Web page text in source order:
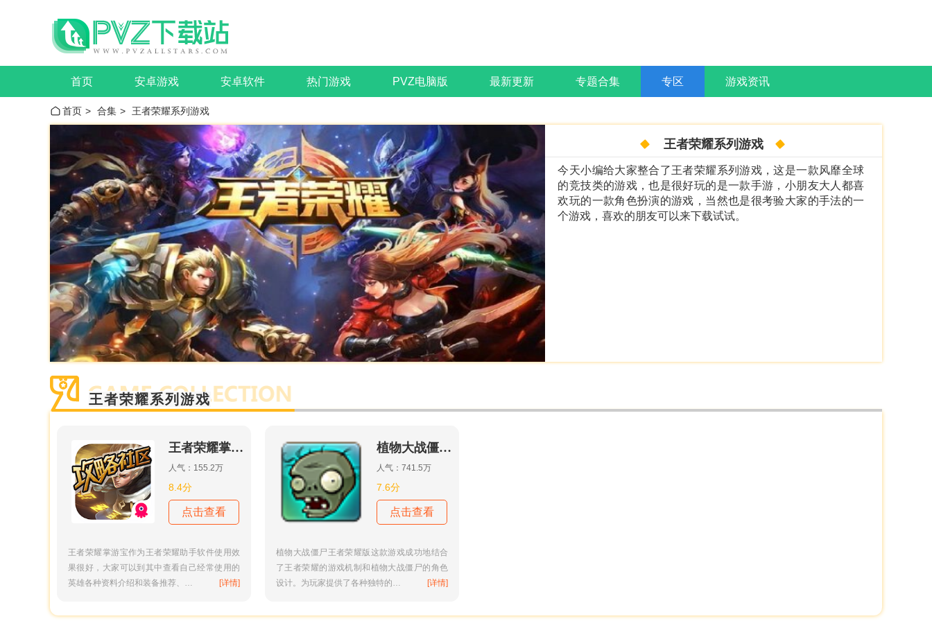
首页 安卓游戏 安卓软件 热门游戏 PVZ电脑版 最新更新 专题合集 专区 游戏资讯
首页 > 合集 > 王者荣耀系列游戏
王者荣耀系列游戏
今天小编给大家整合了王者荣耀系列游戏，这是一款风靡全球
的竞技类的游戏，也是很好玩的是一款手游，小朋友大人都喜
欢玩的一款角色扮演的游戏，当然也是很考验大家的手法的一
个游戏，喜欢的朋友可以来下载试试。
王者荣耀系列游戏
王者荣耀掌游宝
人气：155.2万
8.4分
点击查看
王者荣耀掌游宝作为王者荣耀助手软件使用效
果很好，大家可以到其中查看自己经常使用的
英雄各种资料介绍和装备推荐、…
[详情]
植物大战僵尸王者荣耀版
人气：741.5万
7.6分
点击查看
植物大战僵尸王者荣耀版这款游戏成功地结合
了王者荣耀的游戏机制和植物大战僵尸的角色
设计。为玩家提供了各种独特的…
[详情]